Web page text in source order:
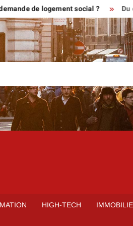
logement social ? Du croquis
HIGH-TECH